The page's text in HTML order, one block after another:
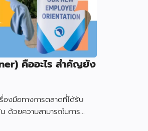
คืออะไร สำคัญยัง
องมือทางการตลาดที่ได้รับ
ด้วยความสามารถในการ